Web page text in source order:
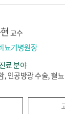
교수
뇨기병원장
료 분야
, 인공방광 수술, 혈뇨